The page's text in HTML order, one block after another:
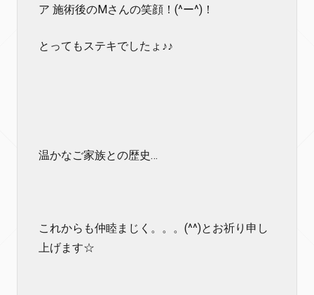
ア 施術後のMさんの笑顔！(^ー^)！
とってもステキでしたょ♪♪
温かなご家族との歴史…
これからも仲睦まじく。。。(^^)とお祈り申し
上げます☆